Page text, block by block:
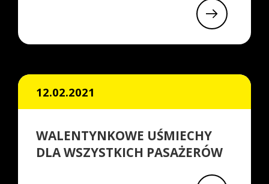
12.02.2021
WALENTYNKOWE UŚMIECHY
DLA WSZYSTKICH PASAŻERÓW